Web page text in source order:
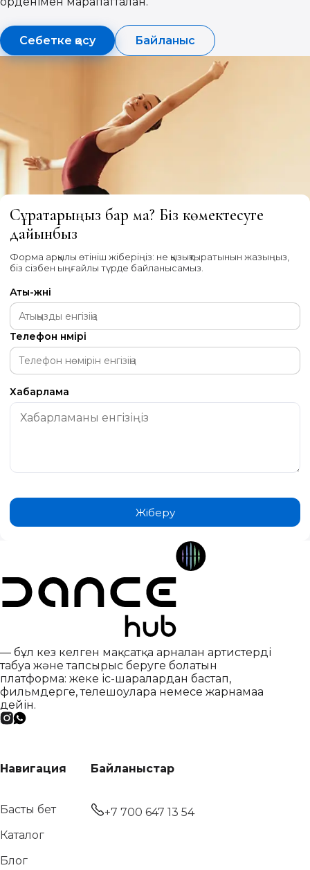
Себетке қосу Байланыс
Сұрақтарыңыз бар ма? Біз көмектесуге
дайынбыз
Форма арқылы өтініш жіберіңіз: не қызықтыратынын жазыңыз,
біз сізбен ыңғайлы түрде байланысамыз.
Аты-жөні
Телефон нөмірі
Хабарлама
Жіберу
— бұл кез келген мақсатқа арналған артистерді
табуға және тапсырыс беруге болатын
платформа: жеке іс-шаралардан бастап,
фильмдерге, телешоуларға немесе жарнамаға
дейін.
Навигация
Басты бет
Каталог
Блог
Байланыстар
+7 700 647 13 54